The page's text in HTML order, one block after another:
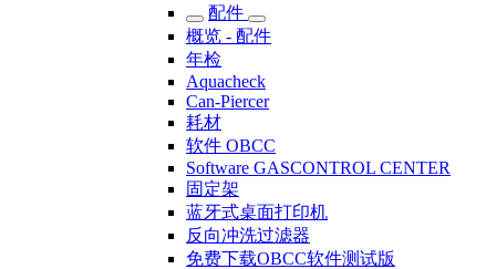
配件
概览 - 配件
年检
Aquacheck
Can-Piercer
耗材
软件 OBCC
Software GASCONTROL CENTER
固定架
蓝牙式桌面打印机
反向冲洗过滤器
免费下载OBCC软件测试版